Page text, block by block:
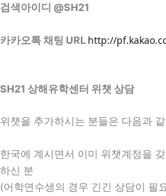
검색아이디 @SH21
카카오톡 채팅 URL http://
SH21 상해유학센터 위챗 상담
위챗을 추가하시는 분들은 다음과
한국에 계시면서 이미 위챗계정을
하신 분
(어학연수생의 경우 긴긴 상담이 필